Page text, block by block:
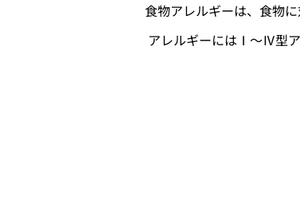
食物アレルギーは、食物
アレルギーにはⅠ〜Ⅳ型